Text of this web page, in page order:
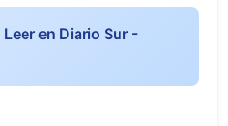
Leer en Diario Sur -